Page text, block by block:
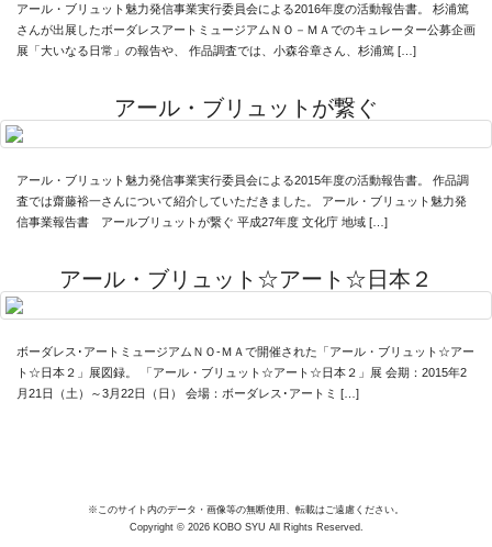
アール・ブリュット魅力発信事業実行委員会による2016年度の活動報告書。 杉浦篤
さんが出展したボーダレスアートミュージアムＮＯ－ＭＡでのキュレーター公募企画
展「大いなる日常」の報告や、 作品調査では、小森谷章さん、杉浦篤 […]
アール・ブリュットが繋ぐ
アール・ブリュット魅力発信事業実行委員会による2015年度の活動報告書。 作品調
査では齋藤裕一さんについて紹介していただきました。 アール・ブリュット魅力発
信事業報告書 アールブリュットが繋ぐ 平成27年度 文化庁 地域 […]
アール・ブリュット☆アート☆日本２
ボーダレス･アートミュージアムＮＯ-ＭＡで開催された「アール・ブリュット☆アー
ト☆日本２」展図録。 「アール・ブリュット☆アート☆日本２」展 会期：2015年2
月21日（土）～3月22日（日） 会場：ボーダレス･アートミ […]
※このサイト内のデータ・画像等の無断使用、転載はご遠慮ください。
Copyright © 2026 KOBO SYU All Rights Reserved.